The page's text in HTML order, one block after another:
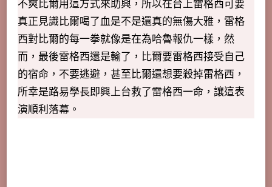
不爽比爾用這方式來助興，所以在台上雷格西可要
真正見識比爾喝了血是不是還真的無傷大雅，雷格
西對比爾的每一拳就像是在為哈魯報仇一樣，然
而，最後雷格西還是輸了，比爾要雷格西接受自己
的宿命，不要逃避，甚至比爾還想要殺掉雷格西，
所幸是路易學長即興上台救了雷格西一命，讓這表
演順利落幕。